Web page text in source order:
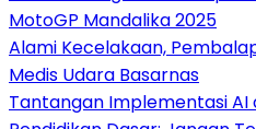
MotoGP Mandalika 2025
Alami Kecelakaan,
Medis Udara Basarnas
Tantangan Implementasi AI